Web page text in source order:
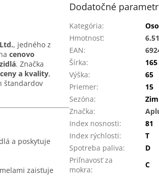
, jedného z
cenovo
. Značka
a kvality,
štandardov
a poskytuje
zaisťuje
Dodatočné
Kategória:
Hmotnosť:
EAN:
Šírka:
165
Výška:
65
Priemer:
15
Sezóna:
Značka:
Index nosnosti:
81
Index rýchlosti:
T
Spotreba paliva:
D
Priľnavosť za
mokra:
C